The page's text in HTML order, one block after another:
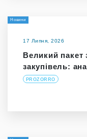
Новини
17 Липня, 2026
Великий пакет
закупівель:
PROZORRO